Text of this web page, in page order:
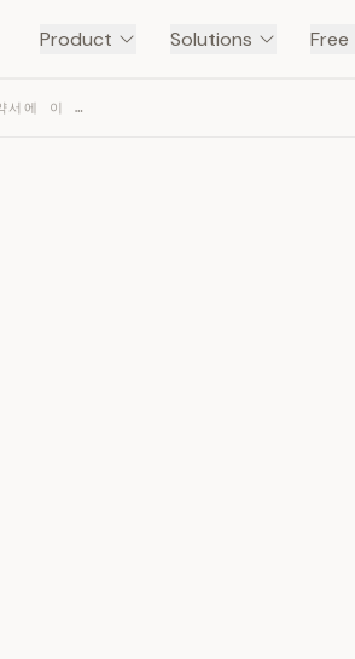
Product Solutions Free
전세 계약 전/중/후, 유의사항 총정리📜 계약서에 이 특약사항만은 꼭 넣자! — TRANSCRIPT